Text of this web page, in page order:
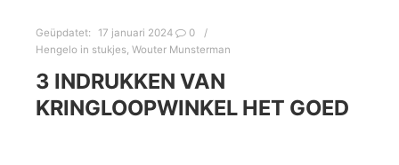
Geüpdatet: 17 januari 2024
0
Hengelo in stukjes Wouter Munsterman
3 INDRUKKEN VAN
KRINGLOOPWINKEL HET GOED